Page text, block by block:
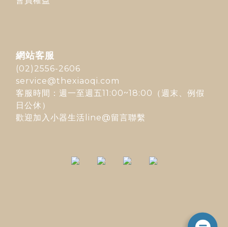
網站客服
(02)2556-2606
service@thexiaoqi.com
客服時間：週一至週五11:00~18:00（週末、例假
日公休）
歡迎加入 小器生活line@留言聯繫